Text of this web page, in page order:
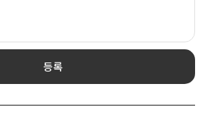
등록